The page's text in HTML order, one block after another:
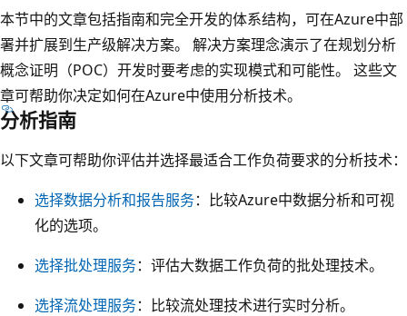
四
列
，
标
记
“
本节中的文章包括指南和完全开发的体系结构，可在Azure中部
署并扩展到生产级解决方案。 解决方案理念演示了在规划分析
概念证明（POC）开发时要考虑的实现模式和可能性。 这些文
章可帮助你决定如何在Azure中使用分析技术。
分析指南
以下文章可帮助你评估并选择最适合工作负荷要求的分析技术：
选择数据分析和报告服务：比较Azure中数据分析和可视
化的选项。
选择批处理服务：评估大数据工作负荷的批处理技术。
选择流处理服务：比较流处理技术进行实时分析。